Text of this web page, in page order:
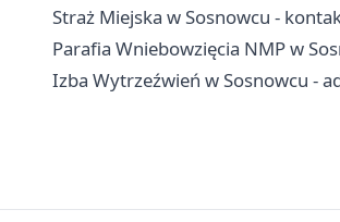
Straż Miejska w Sosnowcu -
Parafia Wniebowzięcia NMP w
Izba Wytrzeźwień w Sosnowcu -